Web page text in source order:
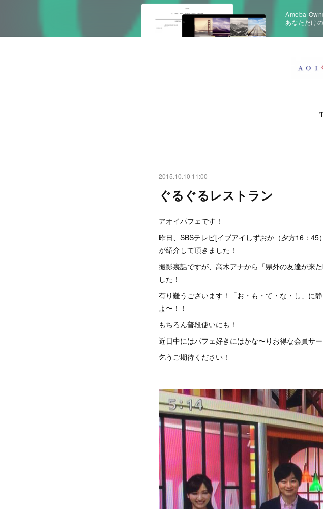
Ameba
あなただけ
2015.10.10 11:00
ぐるぐるレストラン
アオイパフェです！
昨日、SBSテレビ[イブアイしずおか（夕方16：
が紹介して頂きました！
撮影裏話ですが、高木アナから「県外の友達が来
した！
有り難うございます！「お・も・て・な・し」に
よ〜！！
もちろん普段使いにも！
近日中にはパフェ好きにはかな〜りお得な会員サ
乞うご期待ください！